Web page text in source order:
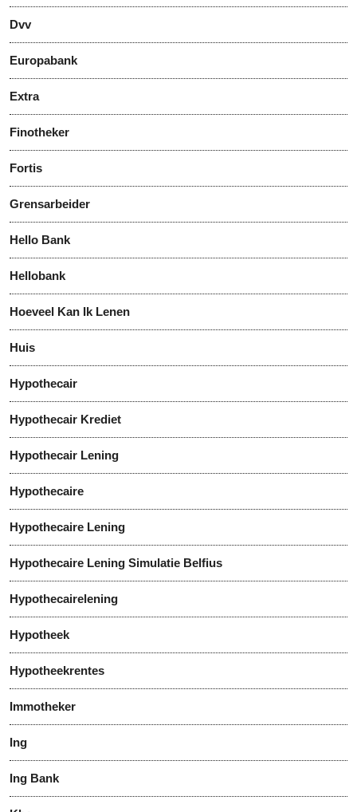
Dvv
Europabank
Extra
Finotheker
Fortis
Grensarbeider
Hello Bank
Hellobank
Hoeveel Kan Ik Lenen
Huis
Hypothecair
Hypothecair Krediet
Hypothecair Lening
Hypothecaire
Hypothecaire Lening
Hypothecaire Lening Simulatie Belfius
Hypothecairelening
Hypotheek
Hypotheekrentes
Immotheker
Ing
Ing Bank